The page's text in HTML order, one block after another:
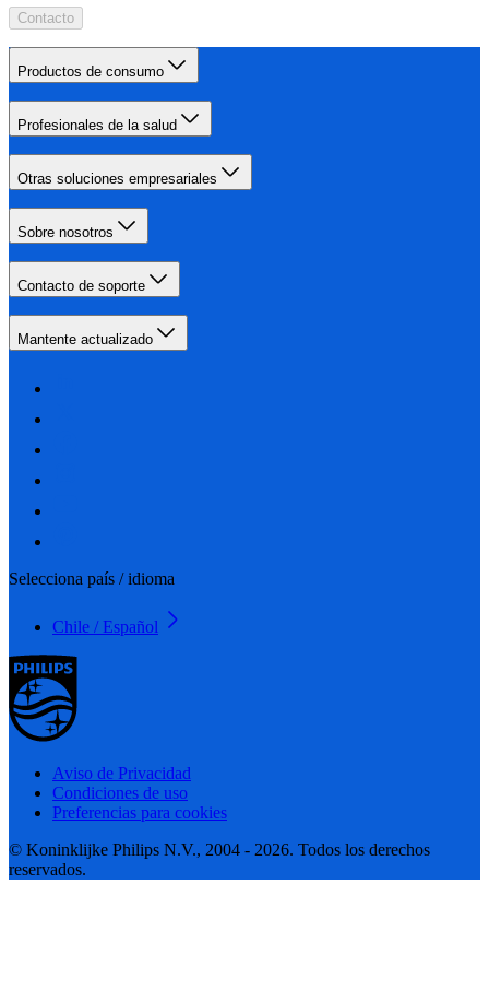
Contacto
Productos de consumo
Profesionales de la salud
Otras soluciones empresariales
Sobre nosotros
Contacto de soporte
Mantente actualizado
Selecciona país / idioma
Chile / Español
Aviso de Privacidad
Condiciones de uso
Preferencias para cookies
© Koninklijke Philips N.V., 2004 - 2026. Todos los derechos
reservados.